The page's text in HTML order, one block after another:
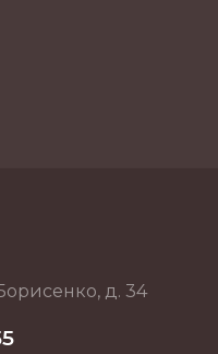
д. 34